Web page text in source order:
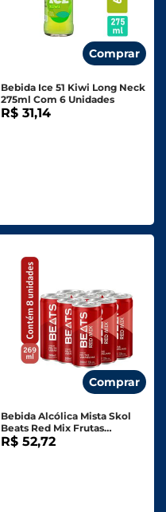
Comprar
Bebida Ice 51 Kiwi Long Neck
275ml Com 6 Unidades
R$ 31,14
Comprar
Bebida Alcólica Mista Skol
Beats Red Mix Frutas
Vermelhas Lata 269g C/ 8
R$ 52,72